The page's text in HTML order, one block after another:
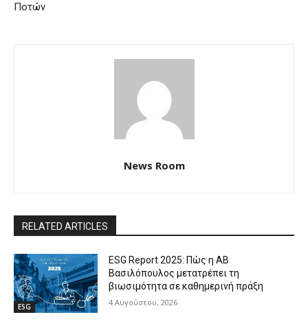
Ποτών
News Room
RELATED ARTICLES
ESG
ESG Report 2025: Πώς η ΑΒ
Βασιλόπουλος μετατρέπει τη
βιωσιμότητα σε καθημερινή πράξη
4 Αυγούστου, 2026